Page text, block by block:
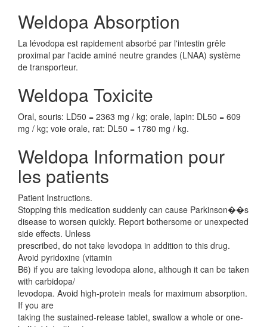
Weldopa Absorption
La lévodopa est rapidement absorbé par l'intestin grêle
proximal par l'acide aminé neutre grandes (LNAA) système
de transporteur.
Weldopa Toxicite
Oral, souris: LD50 = 2363 mg / kg; orale, lapin: DL50 = 609
mg / kg; voie orale, rat: DL50 = 1780 mg / kg.
Weldopa Information pour
les patients
Patient Instructions.
Stopping this medication suddenly can cause Parkinson��s
disease to worsen quickly. Report bothersome or unexpected
side effects. Unless
prescribed, do not take levodopa in addition to this drug.
Avoid pyridoxine (vitamin
B6) if you are taking levodopa alone, although it can be taken
with carbidopa/
levodopa. Avoid high-protein meals for maximum absorption.
If you are
taking the sustained-release tablet, swallow a whole or one-